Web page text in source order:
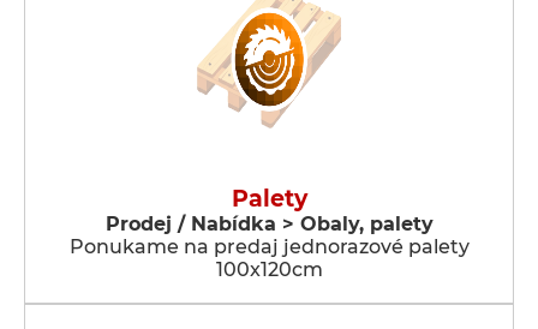
Palety
Prodej / Nabídka > Obaly, palety
Ponukame na predaj jednorazové palety
100x120cm